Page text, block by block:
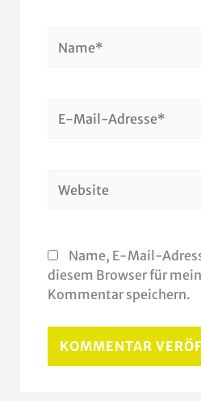
Mail-
Name, E-Mail-
diesem Browser für
Kommentar speichern.